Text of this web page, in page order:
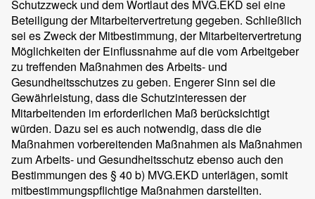
Schutzzweck und dem Wortlaut des MVG.EKD sei eine
Beteiligung der Mitarbeitervertretung gegeben. Schließlich
sei es Zweck der Mitbestimmung, der Mitarbeitervertretung
Möglichkeiten der Einflussnahme auf die vom Arbeitgeber
zu treffenden Maßnahmen des Arbeits- und
Gesundheitsschutzes zu geben. Engerer Sinn sei die
Gewährleistung, dass die Schutzinteressen der
Mitarbeitenden im erforderlichen Maß berücksichtigt
würden. Dazu sei es auch notwendig, dass die die
Maßnahmen vorbereitenden Maßnahmen als Maßnahmen
zum Arbeits- und Gesundheitsschutz ebenso auch den
Bestimmungen des § 40 b) MVG.EKD unterlägen, somit
mitbestimmungspflichtige Maßnahmen darstellten.